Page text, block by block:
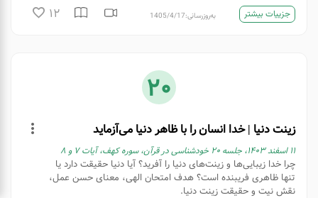
جزییات بیشتر به‌روزرسانی:1405/4/17
12
20
زینت دنیا | خدا انسان را با ظاهر دنیا می‌آزماید
۱۱ اسفند ۱۴۰۳، جلسه ۲۰ خودشناسی در قرآن، سوره کهف، آیات ۷ و ٨
چرا خدا زیبایی‌ها و زینت‌های دنیا را آفرید؟ آیا دنیا حقیقت دارد یا
تنها ظاهری فریبنده است؟ هدف امتحان الهی، معنای حسن عمل،
نقش نیت و حقیقت زینت دنیا.